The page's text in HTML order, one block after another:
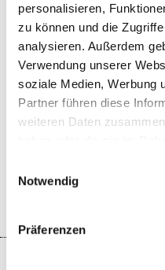
personalisieren,
zu können und die
analysieren. Außerdem
Verwendung unserer
soziale Medien, Werbung
Partner führen diese
weiteren Daten
Notwendig
Präferenzen
T+39 0473 090346
LE CONTENU VOUS